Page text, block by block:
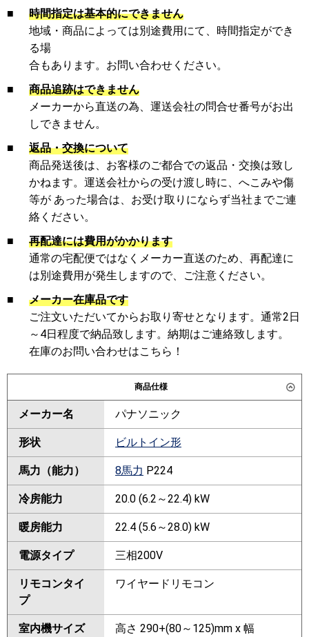
■
時間指定は基本的にできません
地域・商品によっては別途費用にて、時間指定ができ
る場
合もあります。お問い合わせください。
■
商品追跡はできません
メーカーから直送の為、運送会社の問合せ番号がお出
しできません。
■
返品・交換について
商品発送後は、お客様のご都合での返品・交換は致し
かねます。運送会社からの受け渡し時に、へこみや傷
等が あった場合は、お受け取りにならず当社までご連
絡ください。
■
再配達には費用がかかります
通常の宅配便ではなくメーカー直送のため、再配達に
は別途費用が発生しますので、ご注意ください。
■
メーカー在庫品です
ご注文いただいてからお取り寄せとなります。通常2日
～4日程度で納品致します。納期はご連絡致します。
在庫のお問い合わせはこちら！
商品仕様
メーカー名 パナソニック
形状 ビルトイン形
馬力（能力） 8馬力 P224
冷房能力 20.0 (6.2～22.4) kW
暖房能力 22.4 (5.6～28.0) kW
電源タイプ 三相200V
リモコンタイ
プ
ワイヤードリモコン
室内機サイズ
高さ 290+(80～125)mm x 幅